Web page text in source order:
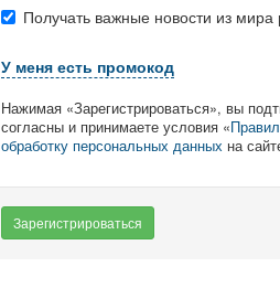
Получать важные новости из мира
У меня есть промокод
Нажимая «Зарегистрироваться», вы
согласны и принимаете условия «
обработку персональных данных на
Зарегистрироваться